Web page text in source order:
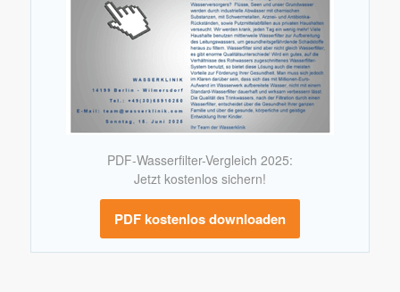
PDF-Wasserfilter-Vergleich 2025:
Jetzt kostenlos sichern!
PDF kostenlos downloaden